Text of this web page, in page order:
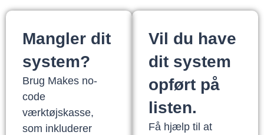
Mangler dit
system?
Brug Makes no-
code
værktøjskasse,
som inkluderer
Vil du have
dit system
opført på
listen.
Få hjælp til at